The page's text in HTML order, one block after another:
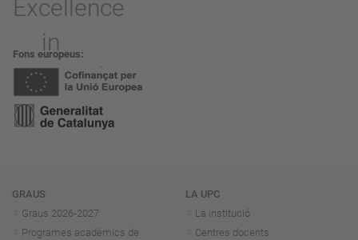
Fons europeus
Navegació
GRAUS
Graus 2026-2027
Programes acadèmics de
LA UPC
La institució
Centres docents